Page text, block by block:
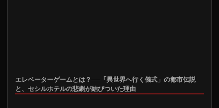
エレベーターゲームとは？──「異世界へ行く儀式」の都市伝説
と、セシルホテルの悲劇が結びついた理由